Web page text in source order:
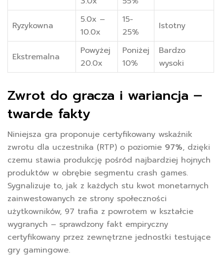
Ryzykowna
5.0x –
10.0x
15-
25%
Istotny
Ekstremalna
Powyżej
20.0x
Poniżej
10%
Bardzo
wysoki
Zwrot do gracza i wariancja –
twarde fakty
Niniejsza gra proponuje certyfikowany wskaźnik
zwrotu dla uczestnika (RTP) o poziomie 97%, dzięki
czemu stawia produkcję pośród najbardziej hojnych
produktów w obrębie segmentu crash games.
Sygnalizuje to, jak z każdych stu kwot monetarnych
zainwestowanych ze strony społeczności
użytkowników, 97 trafia z powrotem w kształcie
wygranych – sprawdzony fakt empiryczny
certyfikowany przez zewnętrzne jednostki testujące
gry gamingowe.